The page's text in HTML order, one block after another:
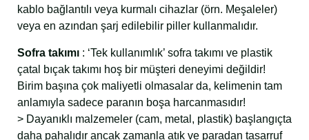
kablo bağlantılı veya kurmalı cihazlar (örn. Meşaleler)
veya en azından şarj edilebilir piller kullanmalıdır.
Sofra takımı : ‘Tek kullanımlık’ sofra takımı ve plastik
çatal bıçak takımı hoş bir müşteri deneyimi değildir!
Birim başına çok maliyetli olmasalar da, kelimenin tam
anlamıyla sadece paranın boşa harcanmasıdır!
> Dayanıklı malzemeler (cam, metal, plastik) başlangıçta
daha pahalıdır ancak zamanla atık ve paradan tasarruf